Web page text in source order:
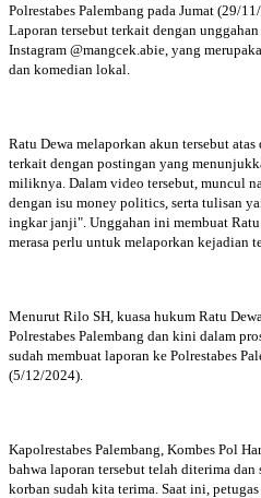
Polrestabes Palembang pada Jumat (29/
Laporan tersebut terkait dengan
Instagram @mangcek.abie, yang
dan komedian lokal.
Ratu Dewa melaporkan akun tersebut atas
terkait dengan postingan yang
miliknya. Dalam video tersebut, muncul
dengan isu money politics, serta tulisan
ingkar janji". Unggahan ini membuat
merasa perlu untuk melaporkan kejadian
Menurut Rilo SH, kuasa hukum Ratu
Polrestabes Palembang dan kini dalam
sudah membuat laporan ke Polrestabes
(5/12/2024).
Kapolrestabes Palembang, Kombes Pol
bahwa laporan tersebut telah diterima
korban sudah kita terima. Saat ini,